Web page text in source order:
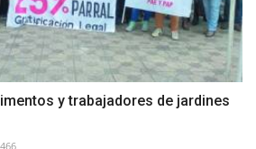
y trabajadores de jardines